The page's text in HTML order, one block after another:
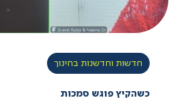
חדשות וחדשנות בחינוך
כשהקיץ פוגש סמכות